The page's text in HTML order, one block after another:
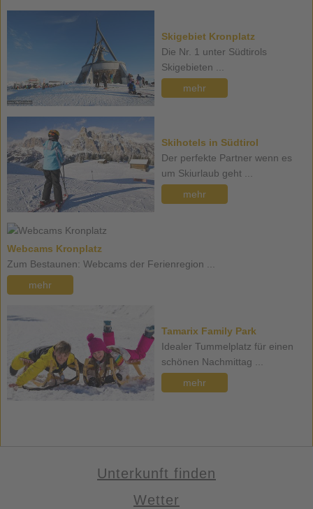
Skigebiet Kronplatz
Die Nr. 1 unter Südtirols
Skigebieten ...
mehr
Skihotels in Südtirol
Der perfekte Partner wenn es
um Skiurlaub geht ...
mehr
Webcams Kronplatz
Zum Bestaunen: Webcams der Ferienregion ...
mehr
Tamarix Family Park
Idealer Tummelplatz für einen
schönen Nachmittag ...
mehr
Unterkunft finden
Wetter